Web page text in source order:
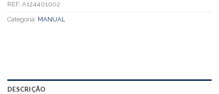
REF: A124401002
Categoria: MANUAL
DESCRIÇÃO